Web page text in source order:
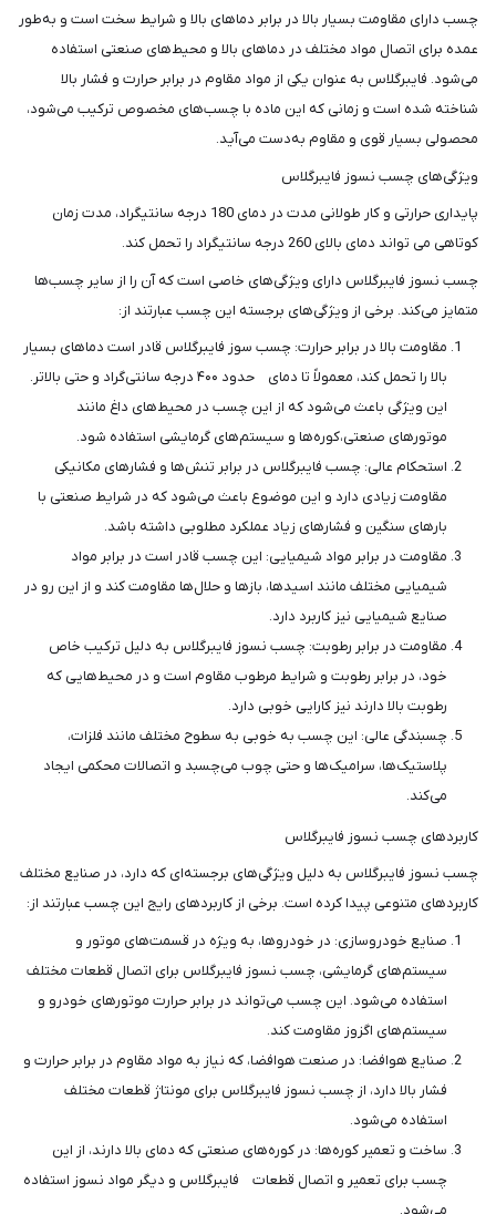
چسب دارای مقاومت بسیار بالا در برابر دماهای بالا و شرایط سخت است و به‌طور
عمده برای اتصال مواد مختلف در دماهای بالا و محیط‌های صنعتی استفاده
می‌شود. فایبرگلاس به عنوان یکی از مواد مقاوم در برابر حرارت و فشار بالا
شناخته شده است و زمانی که این ماده با چسب‌های مخصوص ترکیب می‌شود،
محصولی بسیار قوی و مقاوم به‌دست می‌آید.
ویژگی‌های چسب نسوز فایبرگلاس
پایداری حرارتی و کار طولانی مدت در دمای 180 درجه سانتیگراد، مدت زمان
کوتاهی می تواند دمای بالای 260 درجه سانتیگراد را تحمل کند.
چسب نسوز فایبرگلاس دارای ویژگی‌های خاصی است که آن را از سایر چسب‌ها
متمایز می‌کند. برخی از ویژگی‌های برجسته این چسب عبارتند از:
مقاومت بالا در برابر حرارت: چسب سوز فایبرگلاس قادر است دماهای بسیار
بالا را تحمل کند، معمولاً تا دمای حدود ۴۰۰ درجه سانتی‌گراد و حتی بالاتر.
این ویژگی باعث می‌شود که از این چسب در محیط‌های داغ مانند
موتورهای صنعتی،کوره‌ها و سیستم‌های گرمایشی استفاده شود.
استحکام عالی: چسب فایبرگلاس در برابر تنش‌ها و فشارهای مکانیکی
مقاومت زیادی دارد و این موضوع باعث می‌شود که در شرایط صنعتی با
بارهای سنگین و فشارهای زیاد عملکرد مطلوبی داشته باشد.
مقاومت در برابر مواد شیمیایی: این چسب قادر است در برابر مواد
شیمیایی مختلف مانند اسیدها، بازها و حلال‌ها مقاومت کند و از این رو در
صنایع شیمیایی نیز کاربرد دارد.
مقاومت در برابر رطوبت: چسب نسوز فایبرگلاس به دلیل ترکیب خاص
خود، در برابر رطوبت و شرایط مرطوب مقاوم است و در محیط‌هایی که
رطوبت بالا دارند نیز کارایی خوبی دارد.
چسبندگی عالی: این چسب به خوبی به سطوح مختلف مانند فلزات،
پلاستیک‌ها، سرامیک‌ها و حتی چوب می‌چسبد و اتصالات محکمی ایجاد
می‌کند.
کاربردهای چسب نسوز فایبرگلاس
چسب نسوز فایبرگلاس به دلیل ویژگی‌های برجسته‌ای که دارد، در صنایع مختلف
کاربردهای متنوعی پیدا کرده است. برخی از کاربردهای رایج این چسب عبارتند از:
صنایع خودروسازی: در خودروها، به ویژه در قسمت‌های موتور و
سیستم‌های گرمایشی، چسب نسوز فایبرگلاس برای اتصال قطعات مختلف
استفاده می‌شود. این چسب می‌تواند در برابر حرارت موتورهای خودرو و
سیستم‌های اگزوز مقاومت کند.
صنایع هوافضا: در صنعت هوافضا، که نیاز به مواد مقاوم در برابر حرارت و
فشار بالا دارد، از چسب نسوز فایبرگلاس برای مونتاژ قطعات مختلف
استفاده می‌شود.
ساخت و تعمیر کوره‌ها: در کوره‌های صنعتی که دمای بالا دارند، از این
چسب برای تعمیر و اتصال قطعات فایبرگلاس و دیگر مواد نسوز استفاده
می‌شود.